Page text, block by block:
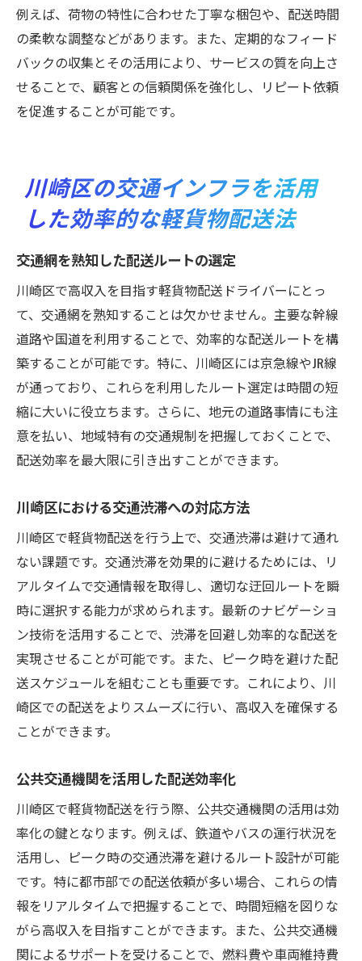
例えば、荷物の特性に合わせた丁寧な梱包や、配送時間
の柔軟な調整などがあります。また、定期的なフィード
バックの収集とその活用により、サービスの質を向上さ
せることで、顧客との信頼関係を強化し、リピート依頼
を促進することが可能です。
川崎区の交通インフラを活用
した効率的な軽貨物配送法
交通網を熟知した配送ルートの選定
川崎区で高収入を目指す軽貨物配送ドライバーにとっ
て、交通網を熟知することは欠かせません。主要な幹線
道路や国道を利用することで、効率的な配送ルートを構
築することが可能です。特に、川崎区には京急線やJR線
が通っており、これらを利用したルート選定は時間の短
縮に大いに役立ちます。さらに、地元の道路事情にも注
意を払い、地域特有の交通規制を把握しておくことで、
配送効率を最大限に引き出すことができます。
川崎区における交通渋滞への対応方法
川崎区で軽貨物配送を行う上で、交通渋滞は避けて通れ
ない課題です。交通渋滞を効果的に避けるためには、リ
アルタイムで交通情報を取得し、適切な迂回ルートを瞬
時に選択する能力が求められます。最新のナビゲーショ
ン技術を活用することで、渋滞を回避し効率的な配送を
実現させることが可能です。また、ピーク時を避けた配
送スケジュールを組むことも重要です。これにより、川
崎区での配送をよりスムーズに行い、高収入を確保する
ことができます。
公共交通機関を活用した配送効率化
川崎区で軽貨物配送を行う際、公共交通機関の活用は効
率化の鍵となります。例えば、鉄道やバスの運行状況を
活用し、ピーク時の交通渋滞を避けるルート設計が可能
です。特に都市部での配送依頼が多い場合、これらの情
報をリアルタイムで把握することで、時間短縮を図りな
がら高収入を目指すことができます。また、公共交通機
関によるサポートを受けることで、燃料費や車両維持費